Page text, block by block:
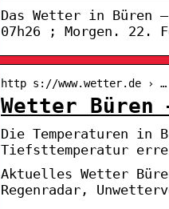
Das Wetter in Büren
07h26 ; Morgen. 22.
http s://www.wetter.de › …
Wetter
Die Temperaturen in
Tiefsttemperatur
Aktuelles Wetter
Regenradar,